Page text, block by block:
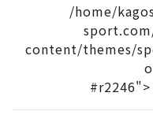
/home/
content/themes/
#r2246">